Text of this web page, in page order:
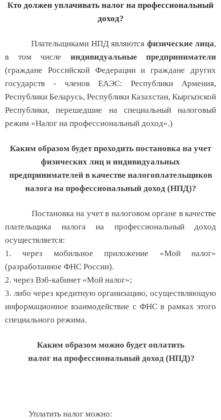
Кто должен уплачивать налог на профессиональный
доход?
Плательщиками НПД являются физические лица,
в том числе индивидуальные предприниматели
(граждане Российской Федерации и граждане других
государств - членов ЕАЭС: Республики Армения,
Республики Беларусь, Республики Казахстан, Кыргызской
Республики, перешедшие на специальный налоговый
режим «Налог на профессиональный доход».)
Каким образом будет проходить постановка на учет
физических лиц и индивидуальных
предпринимателей в качестве налогоплательщиков
налога на профессиональный доход (НПД)?
Постановка на учет в налоговом органе в качестве
плательщика налога на профессиональный доход
осуществляется:
1. через мобильное приложение «Мой налог»
(разработанное ФНС России).
2. через Вэб-кабинет «Мой налог»;
3. либо через кредитную организацию, осуществляющую
информационное взаимодействие с ФНС в рамках этого
специального режима.
Каким образом можно будет оплатить
налог на профессиональный доход (НПД)?
Уплатить налог можно: